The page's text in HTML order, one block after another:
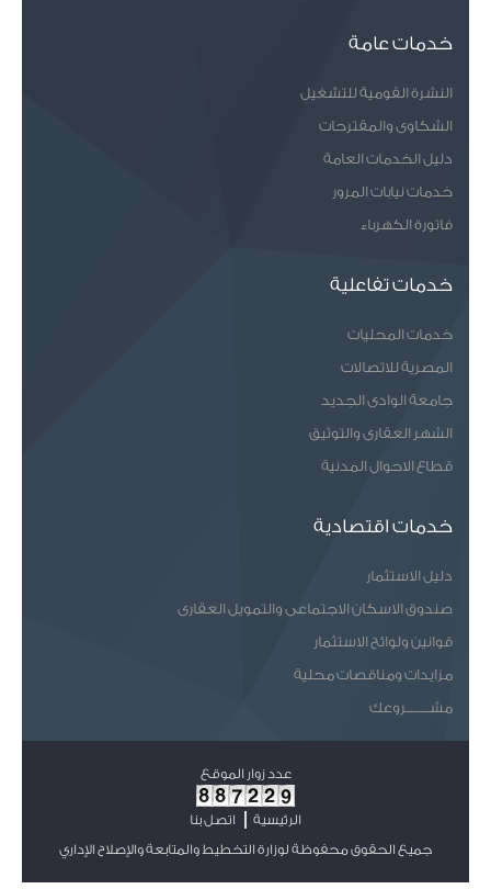
خدمات عامة
النشرة القومية للتشغيل
الشكاوى والمقترحات
دليل الخدمات العامة
خدمات نيابات المرور
فاتورة الكهرباء
خدمات تفاعلية
خدمات المحليات
المصرية للاتصالات
جامعة الوادى الجديد
الشهر العقارى والتوثيق
قطاع الاحوال المدنية
خدمات اقتصادية
دليل الاستثمار
صندوق الاسكان الاجتماعى والتمويل العقارى
قوانين ولوائح الاستثمار
مزايدات ومناقصات محلية
مشـــــــروعك
عدد زوار الموقع
الرئيسية
اتصل بنا
جميع الحقوق محفوظة لوزارة التخطيط والمتابعة والإصلاح الإداري